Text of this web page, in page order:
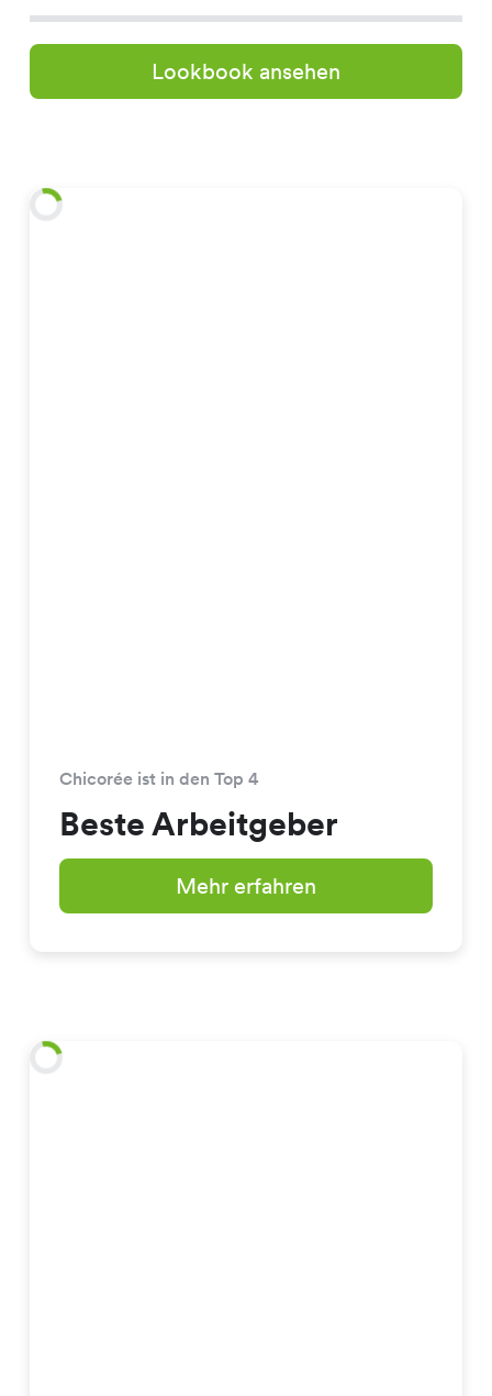
Lookbook ansehen
Chicorée ist in den Top 4
Beste Arbeitgeber
Mehr erfahren